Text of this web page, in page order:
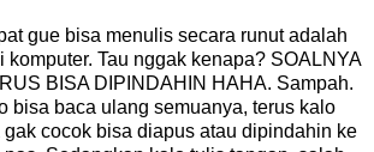
gue bisa menulis secara runut adalah
komputer. Tau nggak kenapa? SOALNYA
BISA DIPINDAHIN HAHA. Sampah.
bisa baca ulang semuanya, terus kalo
cocok bisa diapus atau dipindahin ke